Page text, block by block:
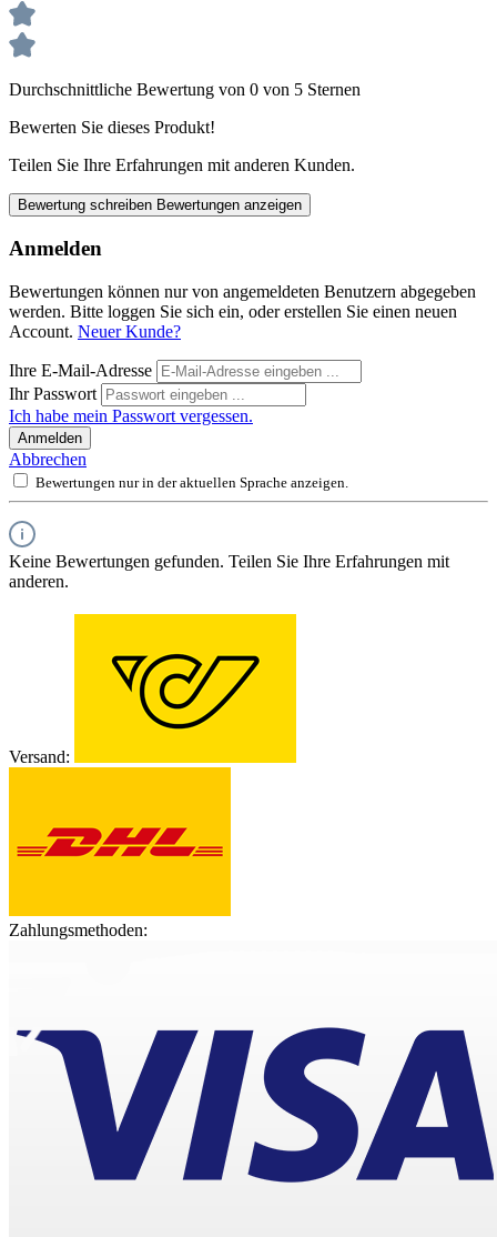
Durchschnittliche Bewertung von 0 von 5 Sternen
Bewerten Sie dieses Produkt!
Teilen Sie Ihre Erfahrungen mit anderen Kunden.
Bewertung schreiben Bewertungen anzeigen
Anmelden
Bewertungen können nur von angemeldeten Benutzern abgegeben
werden. Bitte loggen Sie sich ein, oder erstellen Sie einen neuen
Account. Neuer Kunde?
Ihre E-Mail-Adresse
Ihr Passwort
Ich habe mein Passwort vergessen.
Anmelden
Abbrechen
Bewertungen nur in der aktuellen Sprache anzeigen.
Keine Bewertungen gefunden. Teilen Sie Ihre Erfahrungen mit
anderen.
Versand:
Zahlungsmethoden: